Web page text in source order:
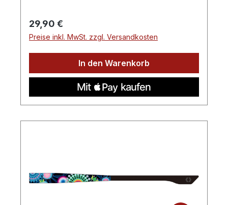
Regulärer Preis:
29,90 €
Preise inkl. MwSt. zzgl. Versandkosten
In den Warenkorb